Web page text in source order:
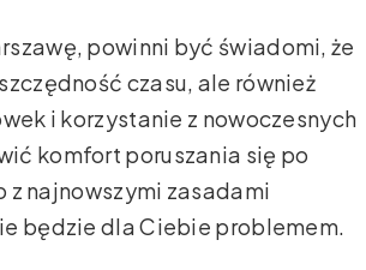
powinni być świadomi, że
czasu, ale również
i korzystanie z nowoczesnych
komfort poruszania się po
najnowszymi zasadami
będzie dla Ciebie problemem.